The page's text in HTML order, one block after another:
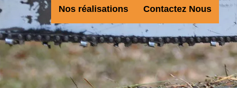
Nos réalisations Contactez Nous